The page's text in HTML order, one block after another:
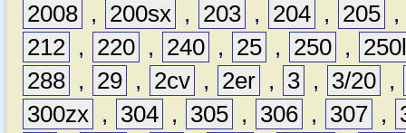
2008 , 200sx , 203 , 204 , 205 ,
212 , 220 , 240 , 25 , 250 ,
288 , 29 , 2cv , 2er , 3 , 3/20 ,
300zx , 304 , 305 , 306 , 307 ,